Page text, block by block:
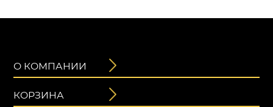
О КОМПАНИИ
КОРЗИНА